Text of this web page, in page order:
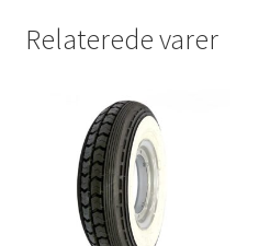
Relaterede varer